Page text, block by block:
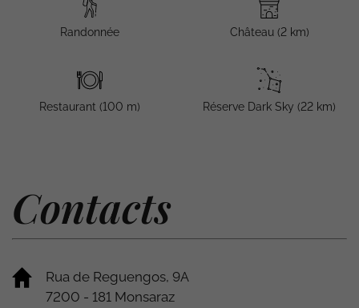
Randonnée Château (2 km)
Restaurant (100 m) Réserve Dark Sky (22 km)
Contacts
Rua de Reguengos, 9A
7200 - 181 Monsaraz